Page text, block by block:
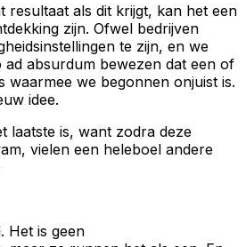
resultaat als dit krijgt, kan het een
zijn. Ofwel bedrijven
te zijn, en we
absurdum bewezen dat een of
waarmee we begonnen onjuist is.
idee.
laatste is, want zodra deze
vielen een heleboel andere
Het is geen